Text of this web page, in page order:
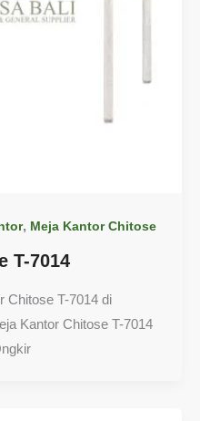
, Meja Kantor Chitose
T-7014
Chitose T-7014 di
Kantor Chitose T-7014